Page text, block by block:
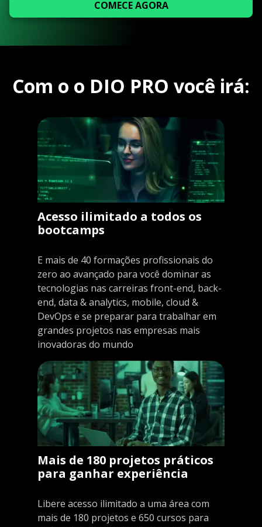
COMECE AGORA
Com o o DIO PRO você irá:
Acesso ilimitado a todos os
bootcamps
E mais de 40 formações profissionais do
zero ao avançado para você dominar as
tecnologias nas carreiras front-end, back-
end, data & analytics, mobile, cloud &
DevOps e se preparar para trabalhar em
grandes projetos nas empresas mais
inovadoras do mundo
Mais de 180 projetos práticos
para ganhar experiência
Libere acesso ilimitado a uma área com
mais de 180 projetos e 650 cursos para